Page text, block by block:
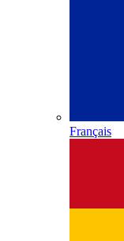
Français